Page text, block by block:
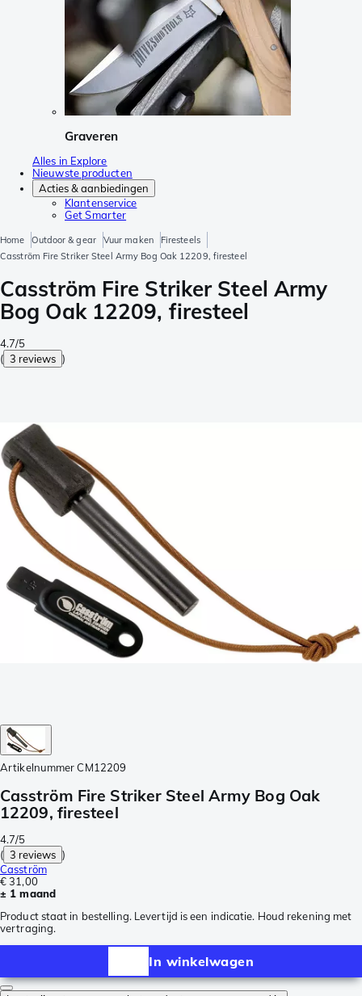
Graveren
Alles in Explore
Nieuwste producten
Acties & aanbiedingen
Klantenservice
Get Smarter
Home Outdoor & gear Vuur maken
Firesteels
Casström Fire Striker Steel Army Bog Oak 12209, firesteel
Casström Fire Striker Steel Army
Bog Oak 12209, firesteel
4.7/5
( 3 reviews )
Artikelnummer CM12209
Casström Fire Striker Steel Army Bog Oak
12209, firesteel
4.7/5
( 3 reviews )
Casström
€ 31,00
± 1 maand
Product staat in bestelling. Levertijd is een indicatie. Houd rekening met
vertraging.
In winkelwagen